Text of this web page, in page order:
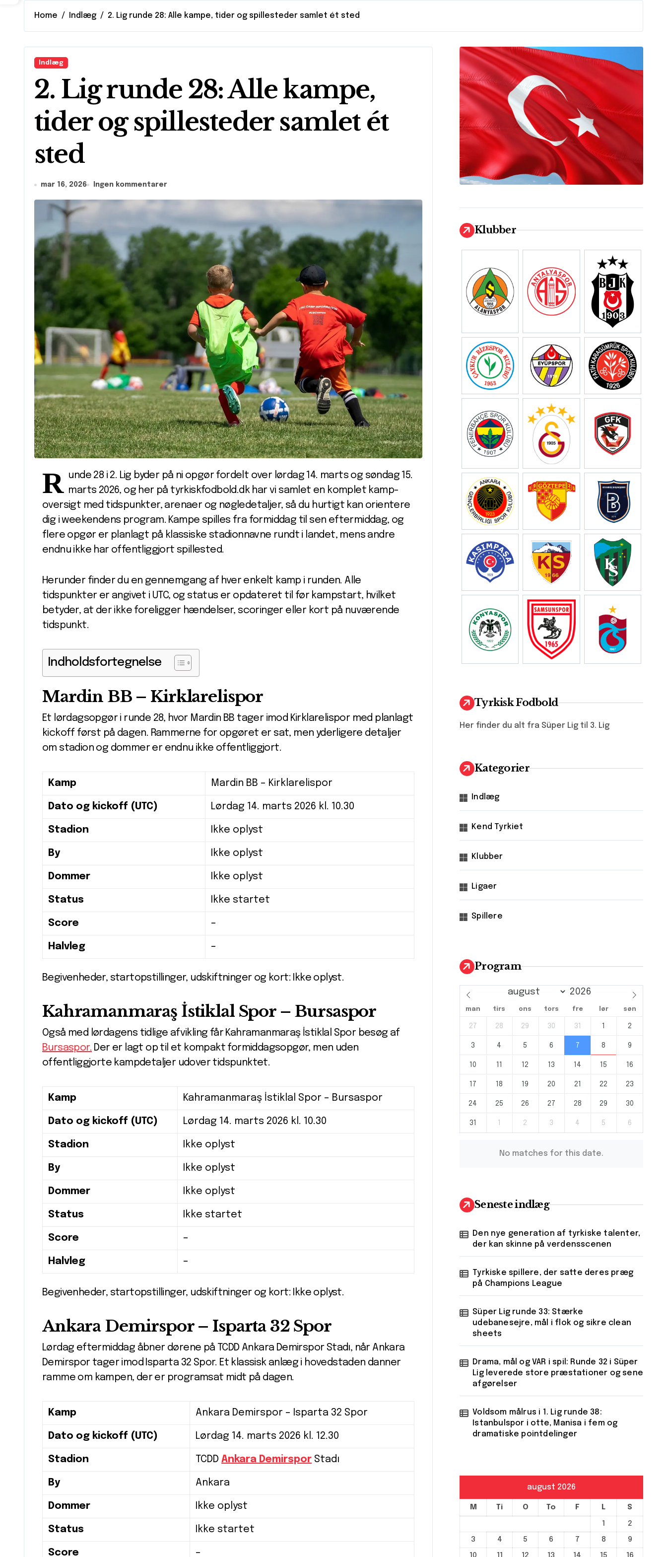
Home Indlæg 2. Lig runde 28: Alle kampe, tider og spillesteder samlet ét sted
Indlæg
2. Lig runde 28: Alle kampe,
tider og spillesteder samlet ét
sted
mar 16, 2026 Ingen kommentarer
R unde 28 i 2. Lig byder på ni opgør fordelt over lørdag 14. marts og søndag 15.
marts 2026, og her på tyrkiskfodbold.dk har vi samlet en komplet kamp-
oversigt med tidspunkter, arenaer og nøgledetaljer, så du hurtigt kan orientere
dig i weekendens program. Kampe spilles fra formiddag til sen eftermiddag, og
flere opgør er planlagt på klassiske stadionnavne rundt i landet, mens andre
endnu ikke har offentliggjort spillested.
Herunder finder du en gennemgang af hver enkelt kamp i runden. Alle
tidspunkter er angivet i UTC, og status er opdateret til før kampstart, hvilket
betyder, at der ikke foreligger hændelser, scoringer eller kort på nuværende
tidspunkt.
Indholdsfortegnelse
Mardin BB – Kirklarelispor
Et lørdagsopgør i runde 28, hvor Mardin BB tager imod Kirklarelispor med planlagt
kickoff først på dagen. Rammerne for opgøret er sat, men yderligere detaljer
om stadion og dommer er endnu ikke offentliggjort.
Kamp Mardin BB – Kirklarelispor
Dato og kickoff (UTC) Lørdag 14. marts 2026 kl. 10.30
Stadion Ikke oplyst
By Ikke oplyst
Dommer Ikke oplyst
Status Ikke startet
Score –
Halvleg –
Begivenheder, startopstillinger, udskiftninger og kort: Ikke oplyst.
Kahramanmaraş İstiklal Spor – Bursaspor
Også med lørdagens tidlige afvikling får Kahramanmaraş İstiklal Spor besøg af
Bursaspor. Der er lagt op til et kompakt formiddagsopgør, men uden
offentliggjorte kampdetaljer udover tidspunktet.
Kamp Kahramanmaraş İstiklal Spor – Bursaspor
Dato og kickoff (UTC) Lørdag 14. marts 2026 kl. 10.30
Stadion Ikke oplyst
By Ikke oplyst
Dommer Ikke oplyst
Status Ikke startet
Score –
Halvleg –
Begivenheder, startopstillinger, udskiftninger og kort: Ikke oplyst.
Ankara Demirspor – Isparta 32 Spor
Lørdag eftermiddag åbner dørene på TCDD Ankara Demirspor Stadı, når Ankara
Demirspor tager imod Isparta 32 Spor. Et klassisk anlæg i hovedstaden danner
ramme om kampen, der er programsat midt på dagen.
Kamp Ankara Demirspor – Isparta 32 Spor
Dato og kickoff (UTC) Lørdag 14. marts 2026 kl. 12.30
Stadion TCDDAnkara Demirspor Stadı
By Ankara
Dommer Ikke oplyst
Status Ikke startet
Score –
Klubber
Tyrkisk Fodbold
Her finder du alt fra Süper Lig til 3. Lig
Kategorier
Indlæg
Kend Tyrkiet
Klubber
Ligaer
Spillere
Program
man tirs ons tors fre lør søn
27 28 29 30 31 1 2
3 4 5 6 7 8 9
10 11 12 13 14 15 16
17 18 19 20 21 22 23
24 25 26 27 28 29 30
31 1 2 3 4 5 6
No matches for this date.
Seneste indlæg
Den nye generation af tyrkiske talenter,
der kan skinne på verdensscenen
Tyrkiske spillere, der satte deres præg
på Champions League
Süper Lig runde 33: Stærke
udebanesejre, mål i flok og sikre clean
sheets
Drama, mål og VAR i spil: Runde 32 i Süper
Lig leverede store præstationer og sene
afgørelser
Voldsom målrus i 1. Lig runde 38:
Istanbulspor i otte, Manisa i fem og
dramatiske pointdelinger
august 2026
M Ti O To F L S
1
2
3
4 5 6 7 8
9